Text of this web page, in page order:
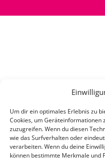
Um dir ein optimales Erlebnis zu
Cookies, um Geräteinformationen
zuzugreifen. Wenn du diesen
wie das Surfverhalten oder
verarbeiten. Wenn du deine
können bestimmte Merkmale und